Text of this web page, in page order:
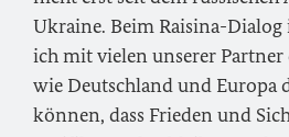
Ukraine. Beim Raisina-
ich mit vielen unserer Partner
wie Deutschland und Europa
können, dass Frieden und